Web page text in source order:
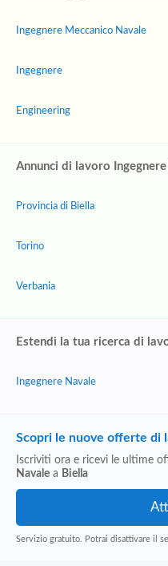
Ingegnere Meccanico Navale
Ingegnere
Engineering
Annunci di lavoro
Provincia di Biella
Torino
Verbania
Estendi la tua ricerca di
Ingegnere Navale
Scopri le nuove offerte di
Iscriviti ora e ricevi le ultime
Navale a Biella
Servizio gratuito. Potrai disattivare il